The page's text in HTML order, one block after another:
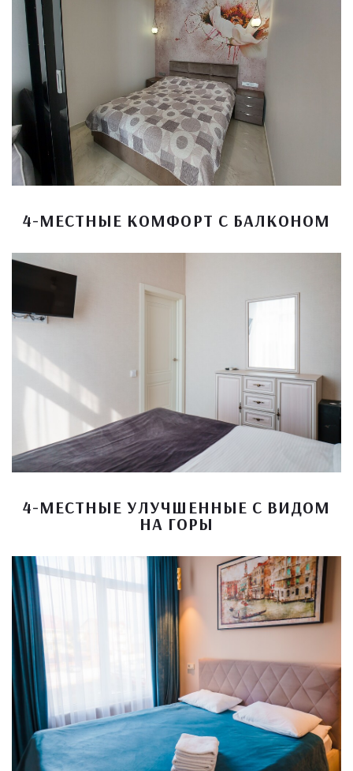
4-МЕСТНЫЕ КОМФОРТ С БАЛКОНОМ
4-МЕСТНЫЕ УЛУЧШЕННЫЕ С ВИДОМ
НА ГОРЫ